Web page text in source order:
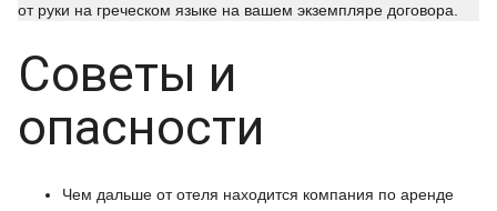
от руки на греческом языке на вашем экземпляре договора.
Советы и
опасности
Чем дальше от отеля находится компания по аренде